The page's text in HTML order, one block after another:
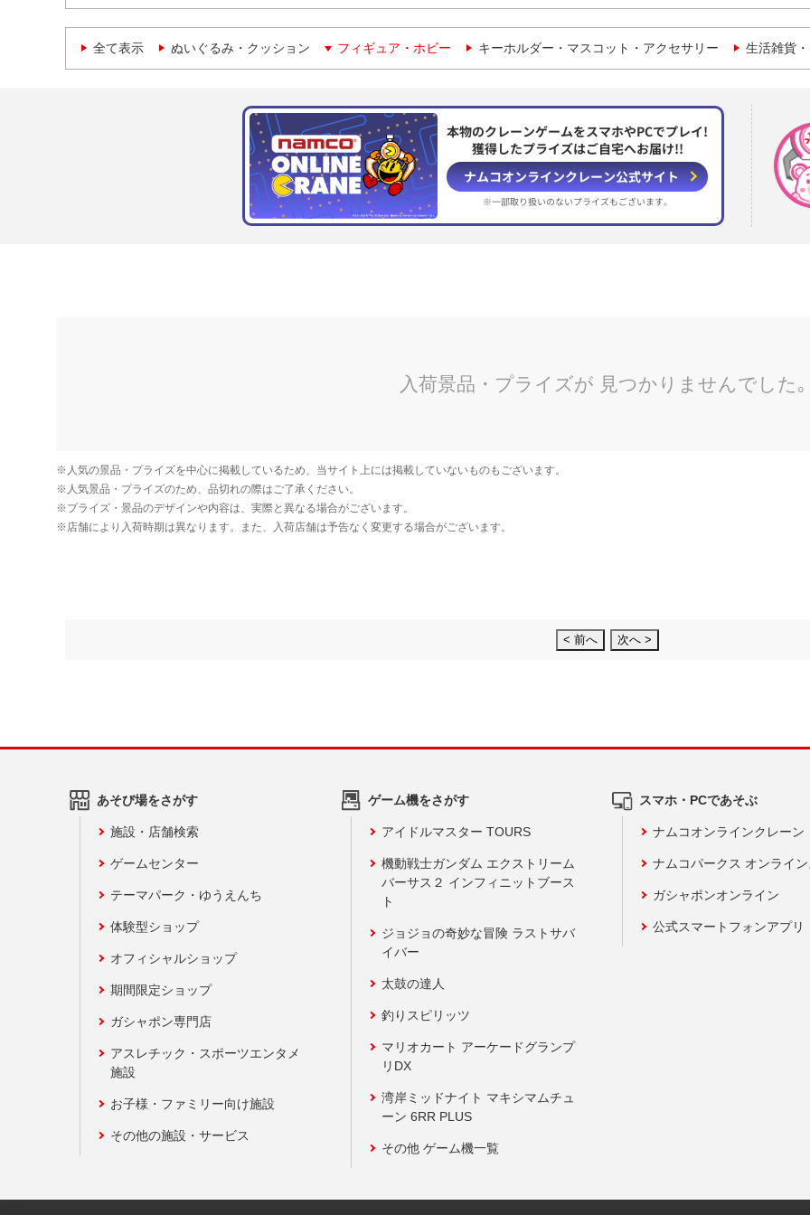
全て表示 ぬいぐるみ・クッション フィギュア・ホビー キーホルダー・マスコット・アクセサリー 生活雑貨
本物のクレーンゲームをスマホやPCでプレイ!
獲得したプライズはご自宅へお届け!!
ナムコオンラインクレーン公式サイト
※一部取り扱いのないプライズもございます。
< 前へ 次へ >
あそび場をさがす
施設・店舗検索
ゲームセンター
テーマパーク・ゆうえんち
体験型ショップ
オフィシャルショップ
期間限定ショップ
ガシャポン専門店
アスレチック・スポーツエンタメ
施設
お子様・ファミリー向け施設
その他の施設・サービス
ゲーム機をさがす
アイドルマスター TOURS
機動戦士ガンダム エクストリーム
バーサス２ インフィニットブース
ト
ジョジョの奇妙な冒険 ラストサバ
イバー
太鼓の達人
釣りスピリッツ
マリオカート アーケードグランプ
リDX
湾岸ミッドナイト マキシマムチュ
ーン 6RR PLUS
その他 ゲーム機一覧
スマホ・PCであそぶ
ナムコオンラインクレーン
ナムコパークス オンライ
ガシャポンオンライン
公式スマートフォンアプリ